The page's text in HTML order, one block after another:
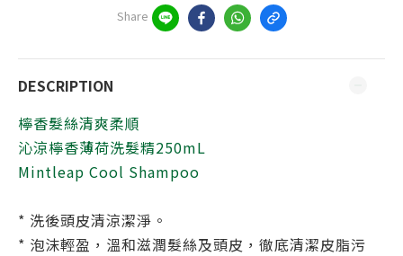
Share
DESCRIPTION
檸香髮絲清爽柔順
沁涼檸香薄荷洗髮精250mL
Mintleap Cool Shampoo
* 洗後頭皮清涼潔淨。
* 泡沫輕盈，溫和滋潤髮絲及頭皮，徹底清潔皮脂污